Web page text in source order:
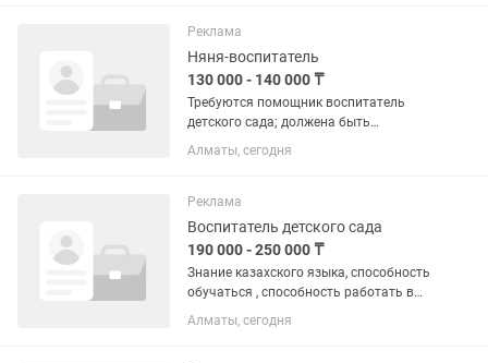
сад « Мурзилка- 2021 »
Реклама
Няня-воспитатель
130 000 - 140 000 ₸
Требуются помощник воспитатель
детского сада; должена быть
коммуникабельная, любит детей,
ответственная на свою работу,
Алматы, сегодня
Реклама
Воспитатель детского сада
190 000 - 250 000 ₸
Знание казахского языка, способность
обучаться , способность работать в
команде, любовь к детям .
Алматы, сегодня